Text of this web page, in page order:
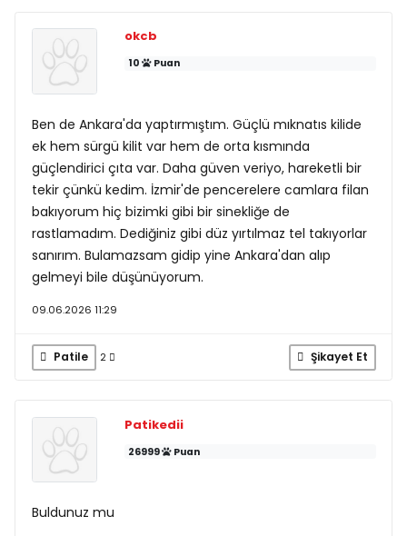
okcb
10 Puan
Ben de Ankara'da yaptırmıştım. Güçlü mıknatıs kilide
ek hem sürgü kilit var hem de orta kısmında
güçlendirici çıta var. Daha güven veriyo, hareketli bir
tekir çünkü kedim. İzmir'de pencerelere camlara filan
bakıyorum hiç bizimki gibi bir sinekliğe de
rastlamadım. Dediğiniz gibi düz yırtılmaz tel takıyorlar
sanırım. Bulamazsam gidip yine Ankara'dan alıp
gelmeyi bile düşünüyorum.
09.06.2026 11:29
Patile 2 Şikayet Et
Patikedii
26999 Puan
Buldunuz mu